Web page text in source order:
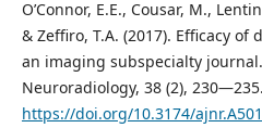
O’Connor, E.E., Cousar, M.,
& Zeffiro, T.A. (2017). Efficacy
an imaging subspecialty
Neuroradiology, 38 (2), 230—235.
https://doi.org/10.3174/